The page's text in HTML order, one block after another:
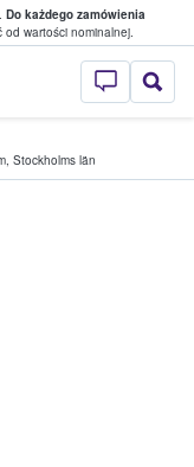
Do każdego zamówienia
od wartości nominalnej.
—
i
, Stockholms län